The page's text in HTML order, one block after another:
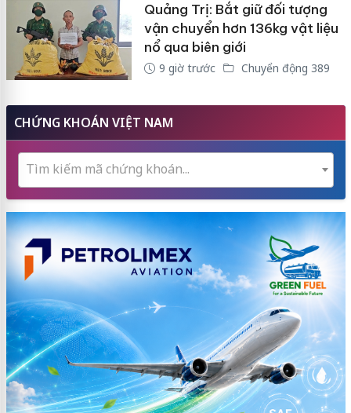
Quảng Trị: Bắt giữ đối tượng
vận chuyển hơn 136kg vật liệu
nổ qua biên giới
9 giờ trước Chuyển động 389
CHỨNG KHOÁN VIỆT NAM
Tìm kiếm mã chứng khoán...